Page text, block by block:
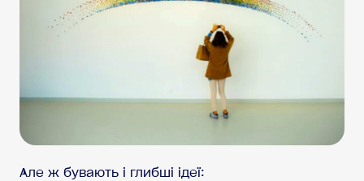
Але ж бувають і глибші ідеї: